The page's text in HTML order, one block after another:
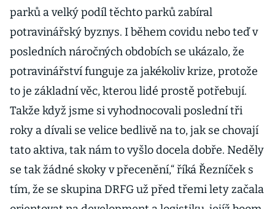
parků a velký podíl těchto parků zabíral
potravinářský byznys. I během covidu nebo teď v
posledních náročných obdobích se ukázalo, že
potravinářství funguje za jakékoliv krize, protože
to je základní věc, kterou lidé prostě potřebují.
Takže když jsme si vyhodnocovali poslední tři
roky a dívali se velice bedlivě na to, jak se chovají
tato aktiva, tak nám to vyšlo docela dobře. Neděly
se tak žádné skoky v přecenění,“ říká Řezníček s
tím, že se skupina DRFG už před třemi lety začala